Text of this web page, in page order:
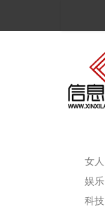
女人
娱乐
科技